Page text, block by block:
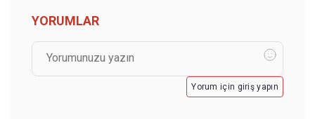
YORUMLAR
Yorum için giriş yapın